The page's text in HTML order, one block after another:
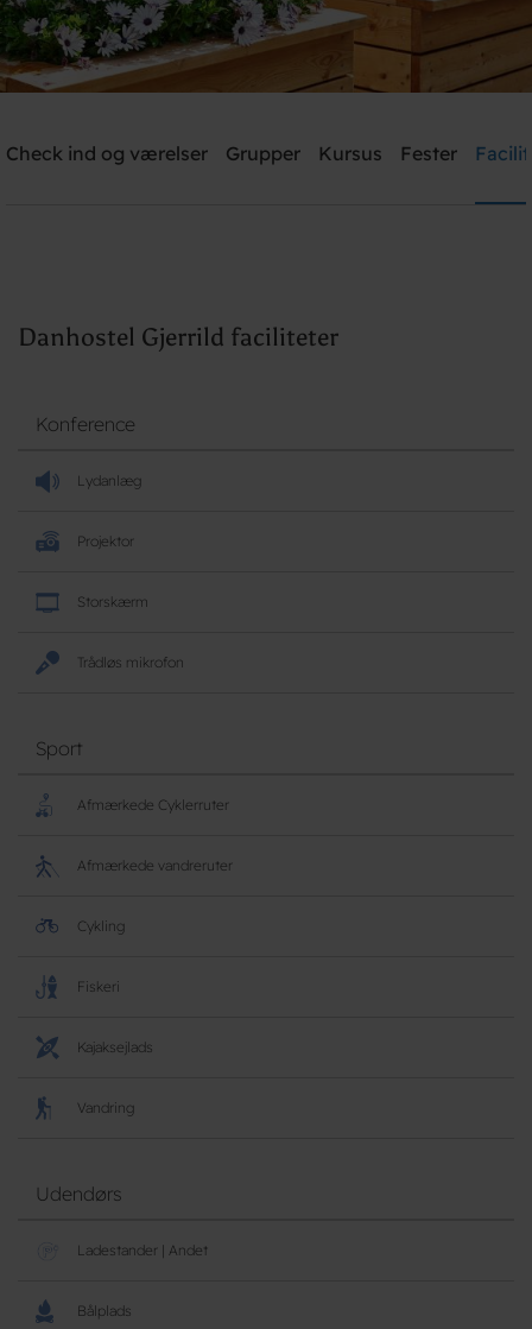
Brug for hjælp? Ring +45 4022 4199
Check ind og værelser Grupper Kursus Fester
Danhostel Gjerrild faciliteter
Konference
Lydanlæg
Projektor
Storskærm
Trådløs mikrofon
Sport
Afmærkede Cyklerruter
Afmærkede vandreruter
Cykling
Fiskeri
Kajaksejlads
Vandring
Udendørs
Ladestander | Andet
Bålplads